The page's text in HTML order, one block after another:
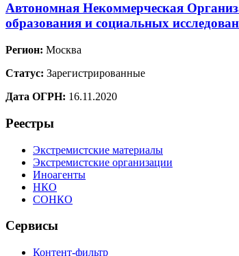
Автономная Некоммерческая
образования и социальных
Регион: Москва
Статус: Зарегистрированные
Дата ОГРН: 16.11.2020
Реестры
Экстремистские материалы
Экстремистские организации
Иноагенты
НКО
СОНКО
Сервисы
Контент-фильтр